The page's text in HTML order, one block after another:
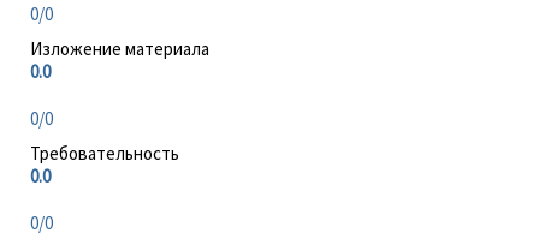
0/0
Изложение материала
0.0
0/0
Требовательность
0.0
0/0